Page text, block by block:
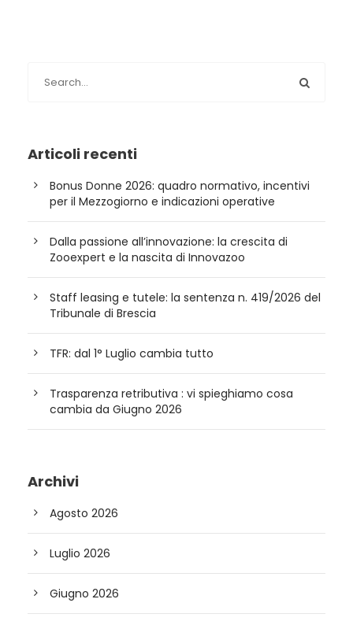
Articoli recenti
Bonus Donne 2026: quadro normativo, incentivi
per il Mezzogiorno e indicazioni operative
Dalla passione all’innovazione: la crescita di
Zooexpert e la nascita di Innovazoo
Staff leasing e tutele: la sentenza n. 419/2026 del
Tribunale di Brescia
TFR: dal 1° Luglio cambia tutto
Trasparenza retributiva : vi spieghiamo cosa
cambia da Giugno 2026
Archivi
Agosto 2026
Luglio 2026
Giugno 2026